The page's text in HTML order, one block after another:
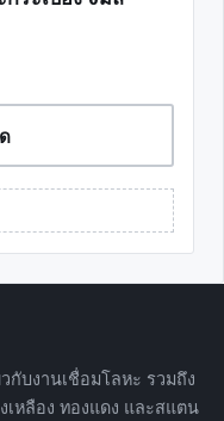
กับงานเชื่อมโลหะ รวมถึง
เหลือง ทองแดง และสแตน